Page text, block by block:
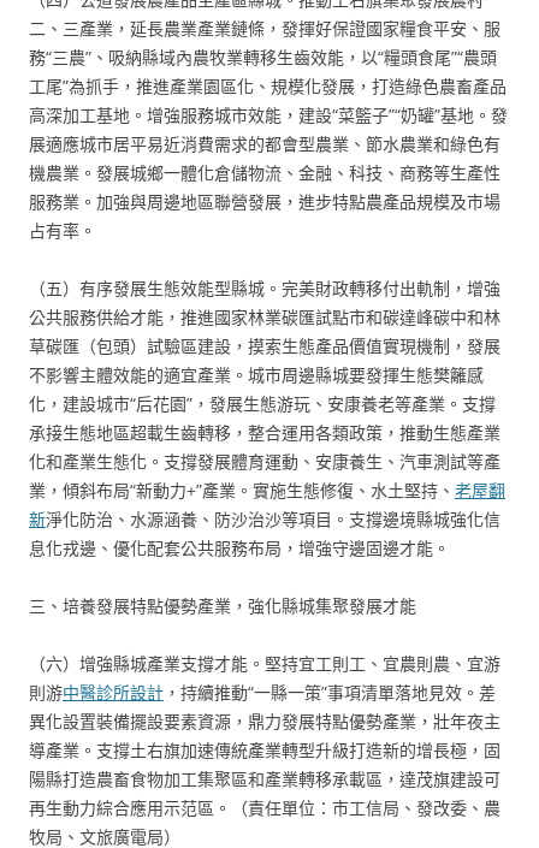
二、三產業，延長農業產業鏈條，發揮好保證國家糧食平安、服
務“三農”、吸納縣域內農牧業轉移生齒效能，以“糧頭食尾”“農頭
工尾”為抓手，推進產業園區化、規模化發展，打造綠色農畜產品
高深加工基地。增強服務城市效能，建設“菜籃子”“奶罐”基地。發
展適應城市居平易近消費需求的都會型農業、節水農業和綠色有
機農業。發展城鄉一體化倉儲物流、金融、科技、商務等生產性
服務業。加強與周邊地區聯營發展，進步特點農產品規模及市場
占有率。
（五）有序發展生態效能型縣城。完美財政轉移付出軌制，增強
公共服務供給才能，推進國家林業碳匯試點市和碳達峰碳中和林
草碳匯（包頭）試驗區建設，摸索生態產品價值實現機制，發展
不影響主體效能的適宜產業。城市周邊縣城要發揮生態樊籬感
化，建設城市“后花園”，發展生態游玩、安康養老等產業。支撐
承接生態地區超載生齒轉移，整合運用各類政策，推動生態產業
化和產業生態化。支撐發展體育運動、安康養生、汽車測試等產
業，傾斜布局“新動力+”產業。實施生態修復、水土堅持、 老屋翻
新淨化防治、水源涵養、防沙治沙等項目。支撐邊境縣城強化信
息化戎邊、優化配套公共服務布局，增強守邊固邊才能。
三、培養發展特點優勢產業，強化縣城集聚發展才能
（六）增強縣城產業支撐才能。堅持宜工則工、宜農則農、宜游
則游中醫診所設計 ，持續推動“一縣一策”事項清單落地見效。差
異化設置裝備擺設要素資源，鼎力發展特點優勢產業，壯年夜主
導產業。支撐土右旗加速傳統產業轉型升級打造新的增長極，固
陽縣打造農畜食物加工集聚區和產業轉移承載區，達茂旗建設可
再生動力綜合應用示范區。（責任單位：市工信局、發改委、農
牧局、文旅廣電局）